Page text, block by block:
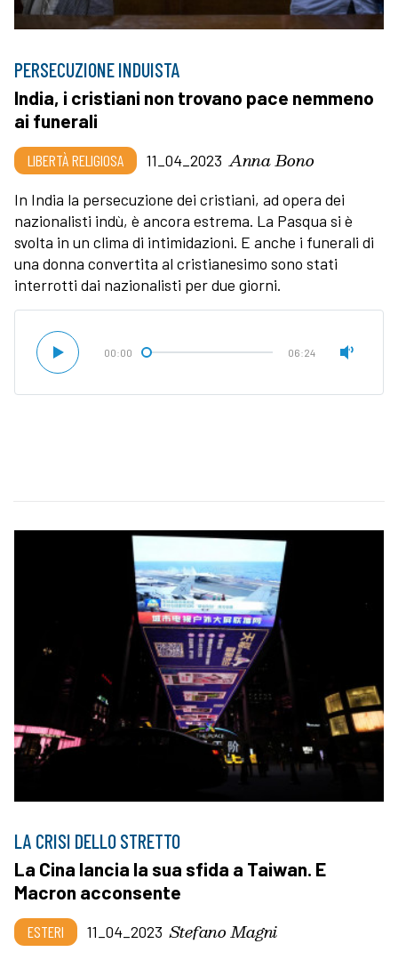
PERSECUZIONE INDUISTA
India, i cristiani non trovano pace nemmeno
ai funerali
LIBERTÀ RELIGIOSA 11_04_2023 Anna Bono
In India la persecuzione dei cristiani, ad opera dei
nazionalisti indù, è ancora estrema. La Pasqua si è
svolta in un clima di intimidazioni. E anche i funerali di
una donna convertita al cristianesimo sono stati
interrotti dai nazionalisti per due giorni.
00:00 06:24
LA CRISI DELLO STRETTO
La Cina lancia la sua sfida a Taiwan. E
Macron acconsente
ESTERI 11_04_2023 Stefano Magni